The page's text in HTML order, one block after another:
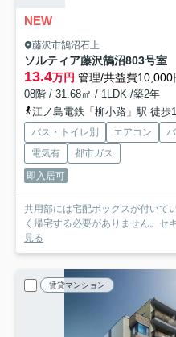
NEW
藤沢市鵠沼石上
ソルティア藤沢鵠沼803号室
13.4万円 管理/共益費10,000
08階 / 31.68㎡ / 1LDK /築2年
江ノ島電鉄「柳小路」駅 徒歩
バス・トイレ別 エアコン
電気有
都市ガス
即入居可
共用部には宅配ボックスが付いて
く帰宅する必要がありません。セ
見る
賃貸マンション